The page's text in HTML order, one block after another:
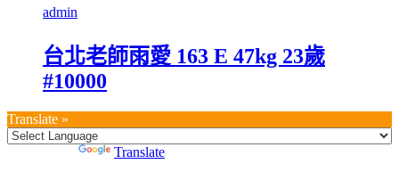
admin
台北老師雨愛 163 E 47kg 23歲
#10000
Translate »
Translate